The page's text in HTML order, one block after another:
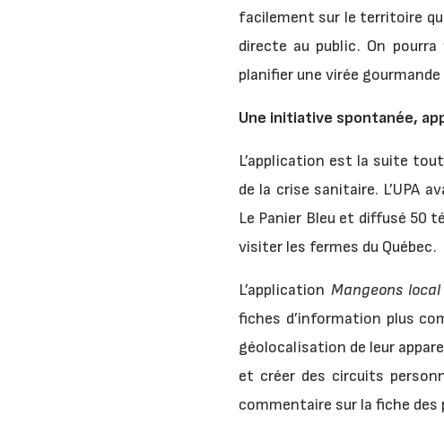
facilement sur le territoire
directe au public. On
planifier une virée
Une initiative spontanée,
L’application est la suite
de la crise sanitaire. L’UPA
Le Panier Bleu et diffusé 50
visiter les fermes du Québec.
L’application Mangeons
fiches d’information plus
géolocalisation de leur
et créer des circuits
commentaire sur la fiche